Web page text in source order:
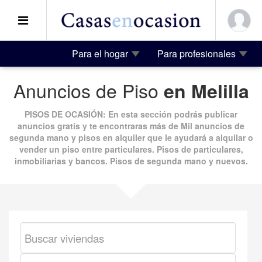
Para el hogar Para profesionales
Anuncios de Piso en Melilla
PISOS DE OCASIÓN: En esta sección podrás publicar
anuncios gratis y te encontraras más de Mil anuncios de
segunda mano ypisos en alquiler que le ayudará a alquilar o
vender un piso entre particulares. Pisos de particulares,
inmobiliarias y bancos. Pisos de segunda mano y nuevos.